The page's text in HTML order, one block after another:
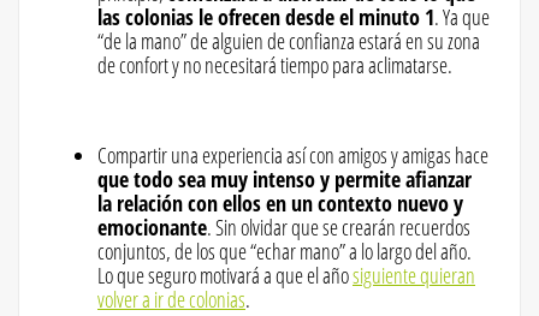
las colonias le ofrecen desde el minuto 1. Ya que
“de la mano” de alguien de confianza estará en su zona
de confort y no necesitará tiempo para aclimatarse.
Compartir una experiencia así con amigos y amigas hace
que todo sea muy intenso y permite afianzar
la relación con ellos en un contexto nuevo y
emocionante. Sin olvidar que se crearán recuerdos
conjuntos, de los que “echar mano” a lo largo del año.
Lo que seguro motivará a que el añosiguiente quieran
volver a ir de colonias.